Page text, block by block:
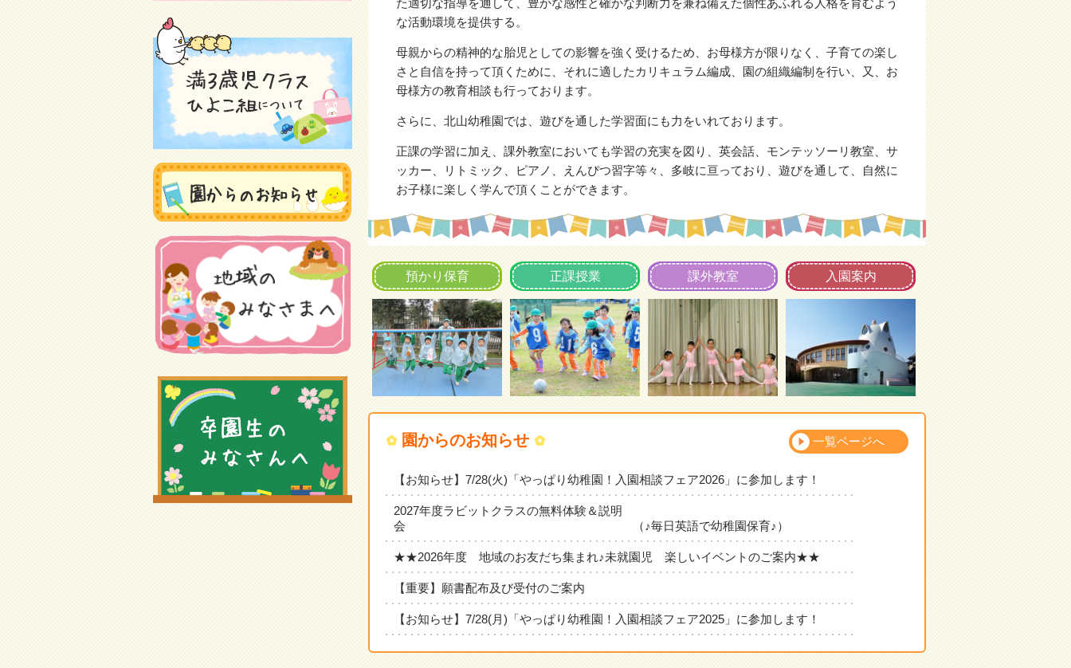
た適切な指導を通して、豊かな感性と確かな判断力を兼ね備えた個性あふれる人格を育むよう
な活動環境を提供する。
母親からの精神的な胎児としての影響を強く受けるため、お母様方が限りなく、子育ての楽し
さと自信を持って頂くために、それに適したカリキュラム編成、園の組織編制を行い、又、お
母様方の教育相談も行っております。
さらに、北山幼稚園では、遊びを通した学習面にも力をいれております。
正課の学習に加え、課外教室においても学習の充実を図り、英会話、モンテッソーリ教室、サ
ッカー、リトミック、ピアノ、えんぴつ習字等々、多岐に亘っており、遊びを通して、自然に
お子様に楽しく学んで頂くことができます。
預かり保育 正課授業 課外教室 入園案内
園からのお知らせ 一覧ページへ
【お知らせ】7/28(火)「やっぱり幼稚園！入園相談フェア2026」に参加します！
2027年度ラビットクラスの無料体験＆説明
会 （♪毎日英語で幼稚園保育♪）
★★2026年度 地域のお友だち集まれ♪未就園児 楽しいイベントのご案内★★
【重要】願書配布及び受付のご案内
【お知らせ】7/28(月)「やっぱり幼稚園！入園相談フェア2025」に参加します！